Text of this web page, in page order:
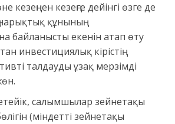
кезеңнен кезеңге дейінгі өзге де
құнының
байланысты екенін атап өту
инвестициялық кірістің
талдауды ұзақ мерзімді
кетейік, салымшылар зейнетақы
(міндетті зейнетақы